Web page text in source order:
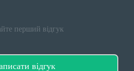
перший відгук
відгук